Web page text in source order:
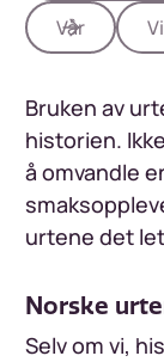
Vår
Bruken av
historien.
å omvandle
urtene det
Norske
Selv om vi,